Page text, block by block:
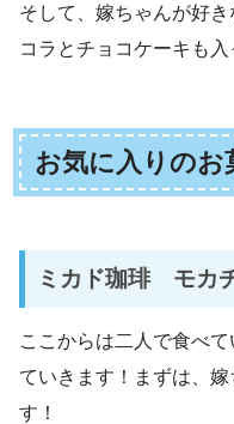
そして、嫁ちゃんが好
コラとチョコケーキも入
お気に入りのお
ミカド珈琲 モカ
ここからは二人で食べ
ていきます！まずは、
す！